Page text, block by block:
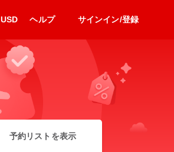
USD ヘルプ サインイン/登録
予約リストを表示